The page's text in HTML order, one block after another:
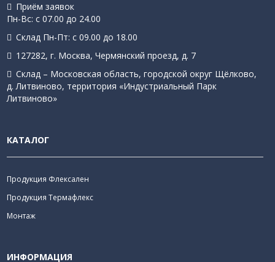
Приём заявок
Пн-Вс: с 07.00 до 24.00
Склад Пн-Пт: с 09.00 до 18.00
127282, г. Москва, Чермянский проезд, д. 7
Склад – Московская область, городской округ Щёлково,
д. Литвиново, территория «Индустриальный Парк
Литвиново»
КАТАЛОГ
Продукция Флексален
Продукция Термафлекс
Монтаж
ИНФОРМАЦИЯ